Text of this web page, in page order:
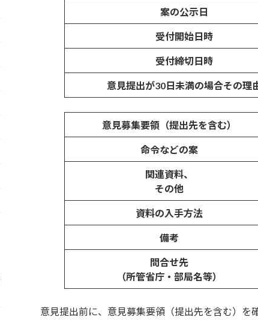
案の公示日
受付開始日時
受付締切日時
意見提出が30日未満の場合その理
意見募集要領（提出先を含む）
命令などの案
関連資料、
その他
資料の入手方法
備考
問合せ先
（所管省庁・部局名等）
意見提出前に、意見募集要領（提出先を含む）を